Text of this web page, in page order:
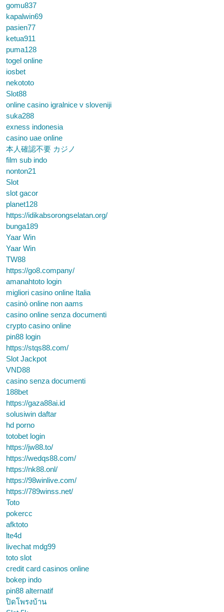
gomu837
kapalwin69
pasien77
ketua911
puma128
togel online
iosbet
nekototo
Slot88
online casino igralnice v sloveniji
suka288
exness indonesia
casino uae online
本人確認不要 カジノ
film sub indo
nonton21
Slot
slot gacor
planet128
https://idikabsorongselatan.org/
bunga189
Yaar Win
Yaar Win
TW88
https://go8.company/
amanahtoto login
migliori casino online Italia
casinò online non aams
casino online senza documenti
crypto casino online
pin88 login
https://stqs88.com/
Slot Jackpot
VND88
casino senza documenti
188bet
https://gaza88ai.id
solusiwin daftar
hd porno
totobet login
https://jw88.to/
https://wedqs88.com/
https://nk88.onl/
https://98winlive.com/
https://789winss.net/
Toto
pokercc
afktoto
lte4d
livechat mdg99
toto slot
credit card casinos online
bokep indo
pin88 alternatif
ปิดโพรงบ้าน